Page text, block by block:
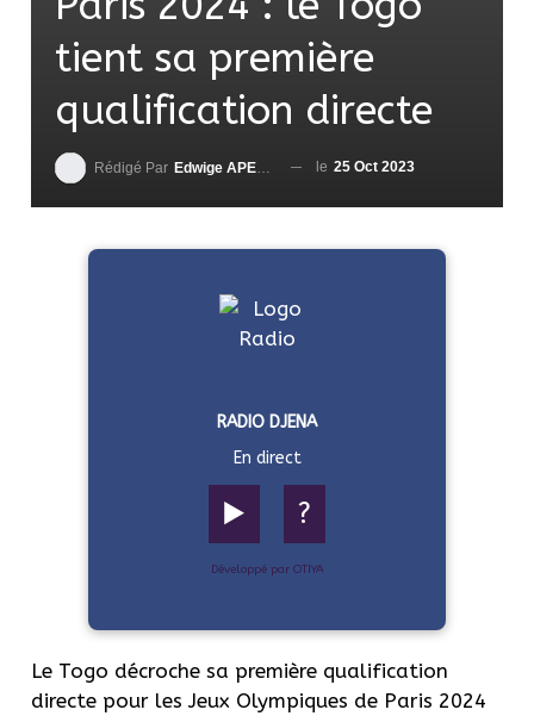
tient sa première
qualification directe
Rédigé Par Edwige APEDO le 25 Oct 2023
RADIO DJENA
En direct
▶️ ?
Développé par OTIYA
Le Togo décroche sa première qualification
directe pour les Jeux Olympiques de Paris 2024